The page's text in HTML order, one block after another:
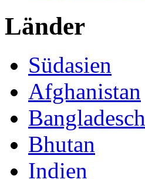
Länder
Südasien
Afghanistan
Bangladesch
Bhutan
Indien